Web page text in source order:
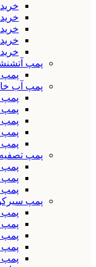
خرید
پمپ
پمپ
پمپ آب
پمپ
پمپ
پمپ
پمپ
پمپ
پمپ
پمپ
پمپ
پمپ
پمپ
پمپ
پمپ
پمپ
پمپ
پمپ